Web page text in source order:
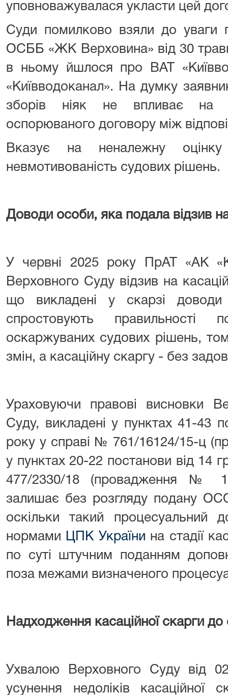
уповноважувалася укласти цей
Суди помилково взяли до уваги
ОСББ «ЖК Верховина» від 30
в ньому йшлося про ВАТ
«Київводоканал». На думку
зборів ніяк не впливає на
оспорюваного договору між
Вказує на неналежну
невмотивованість судових рішень.
Доводи особи, яка подала відзив
У червні 2025 року ПрАТ «АК
Верховного Суду відзив на
що викладені у скарзі
спростовують правильності
оскаржуваних судових рішень,
змін, а касаційну скаргу - без
Ураховуючи правові висновки
Суду, викладені у пунктах 41-43
року у справі № 761/16124/15-ц
у пунктах 20-22 постанови від 14
477/2330/18 (провадження №
залишає без розгляду подану
оскільки такий процесуальний
нормами ЦПК України на стадії
по суті штучним поданням
поза межами визначеного
Надходження касаційної скарги до
Ухвалою Верховного Суду від
усунення недоліків касаційної